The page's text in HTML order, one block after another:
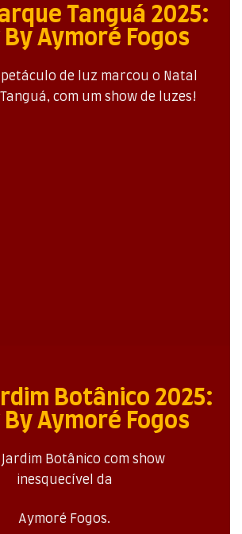
Tanguá 2025:
Aymoré Fogos
de luz marcou o Natal
com um show de luzes!
Botânico 2025:
Aymoré Fogos
Botânico com show
inesquecível da
Aymoré Fogos.